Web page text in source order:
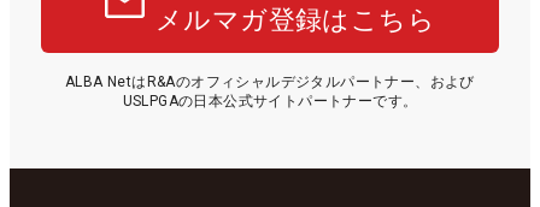
メルマガ登録はこちら
ALBA NetはR&Aのオフィシャルデジタルパートナー、および
USLPGAの日本公式サイトパートナーです。